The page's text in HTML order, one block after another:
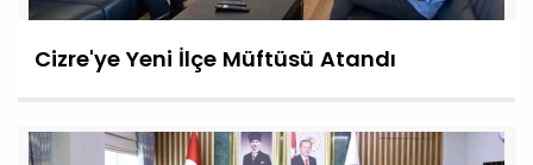
Cizre'ye Yeni İlçe Müftüsü Atandı